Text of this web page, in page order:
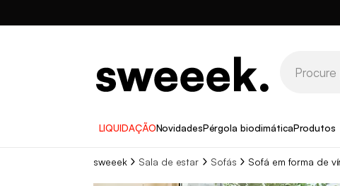
LIQUIDAÇÃONovidadesPérgola bioclimáticaProdutos
sweeek Sala de estar Sofás Sofá em forma de